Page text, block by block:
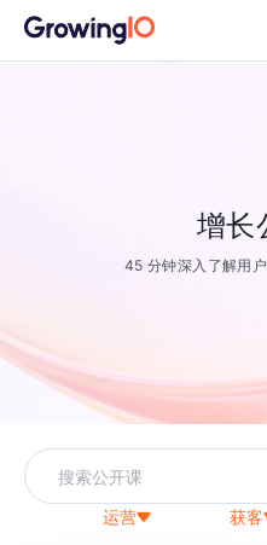
增长
45 分钟深入了解用
运营 获客